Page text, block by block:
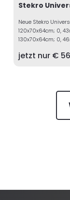
Stekro
Neue Stekro
120x70x64cm; 0,
130x70x64cm; 0,
jetzt nur €